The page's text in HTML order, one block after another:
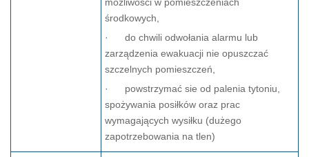
środkowych,
· do chwili odwołania alarmu lub
zarządzenia ewakuacji nie opuszczać
szczelnych pomieszczeń,
· powstrzymać sie od palenia tytoniu,
spożywania posiłków oraz prac
wymagających wysiłku (dużego
zapotrzebowania na tlen)